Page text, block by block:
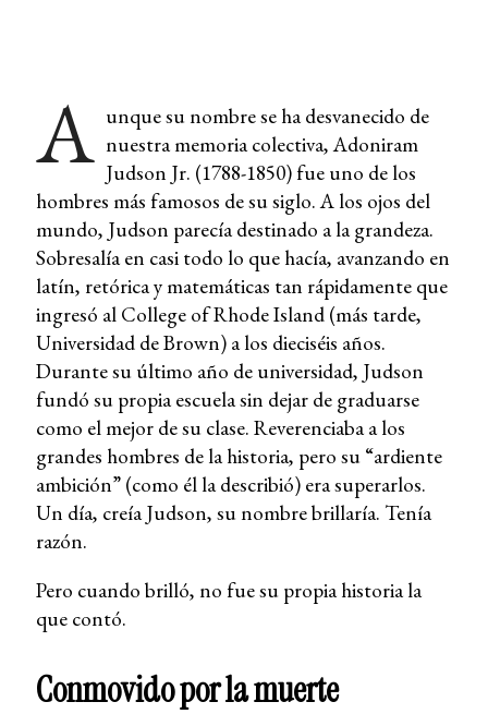
A unque su nombre se ha desvanecido de
nuestra memoria colectiva, Adoniram
Judson Jr. (1788-1850) fue uno de los
hombres más famosos de su siglo. A los ojos del
mundo, Judson parecía destinado a la grandeza.
Sobresalía en casi todo lo que hacía, avanzando en
latín, retórica y matemáticas tan rápidamente que
ingresó al College of Rhode Island (más tarde,
Universidad de Brown) a los dieciséis años.
Durante su último año de universidad, Judson
fundó su propia escuela sin dejar de graduarse
como el mejor de su clase. Reverenciaba a los
grandes hombres de la historia, pero su “ardiente
ambición” (como él la describió) era superarlos.
Un día, creía Judson, su nombre brillaría. Tenía
razón.
Pero cuando brilló, no fue su propia historia la
que contó.
Conmovido por la muerte